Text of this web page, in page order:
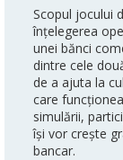
Scopul jocului
înțelegerea
unei bănci
dintre cele
de a ajuta la
care
simulării,
își vor crește
bancar.